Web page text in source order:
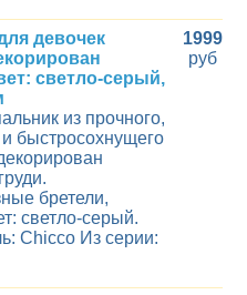
девочек
светло-серый,
из прочного,
и быстросохнущего
бретели,
светло-серый.
Chicco Из серии:
1999
руб